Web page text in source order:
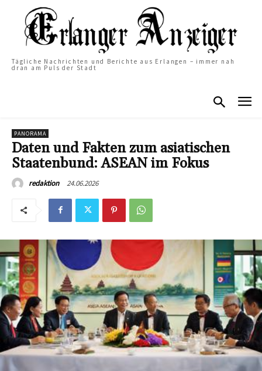
Tägliche Nachrichten und Berichte aus Erlangen – immer nah
dran am Puls der Stadt
PANORAMA
Daten und Fakten zum asiatischen
Staatenbund: ASEAN im Fokus
redaktion 24.06.2026